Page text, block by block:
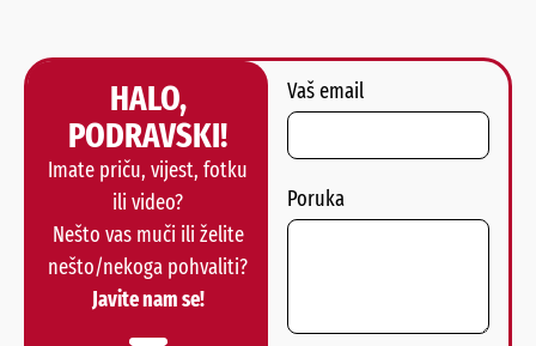
HALO,
PODRAVSKI!
Imate priču, vijest, fotku
ili video?
Nešto vas muči ili želite
nešto/nekoga pohvaliti?
Javite nam se!
Vaš email
Poruka